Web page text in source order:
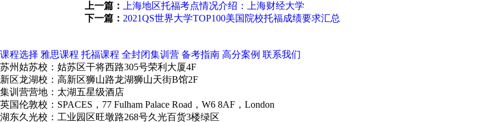
上一篇：
上海地区托福考点情况介绍：上海财经大学
下一篇： 2021QS世界大学TOP100美国院校托福成绩要求汇总
课程选择 雅思课程 托福课程 全封闭集训营 备考指南 高分案例 联系我们
苏州姑苏校：姑苏区干将西路305号荣利大厦4F
新区龙湖校：高新区狮山路龙湖狮山天街B馆2F
集训营营地：太湖五星级酒店
英国伦敦校：SPACES，77 Fulham Palace Road，W6 8AF，London
湖东久光校：工业园区旺墩路268号久光百货3楼绿区